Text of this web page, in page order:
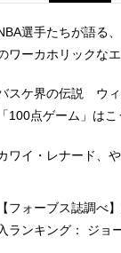
選手たちが語る
ワーカホリックな
スケ界の伝説 ウィ
「100点ゲーム」は
ワイ・レナード、
【フォーブス誌調べ
入ランキング： ジョ